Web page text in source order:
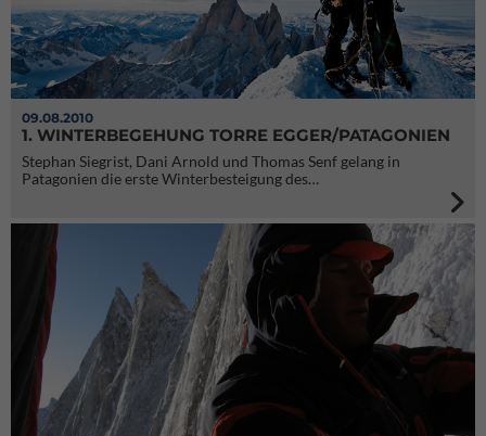
09.08.2010
1. WINTERBEGEHUNG TORRE EGGER/PATAGONIEN
Stephan Siegrist, Dani Arnold und Thomas Senf gelang in
Patagonien die erste Winterbesteigung des…